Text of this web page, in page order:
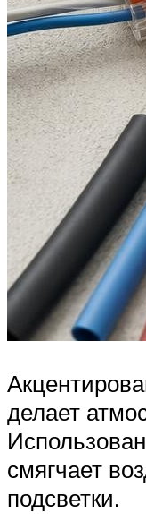
делает
смягчает
подсветки.